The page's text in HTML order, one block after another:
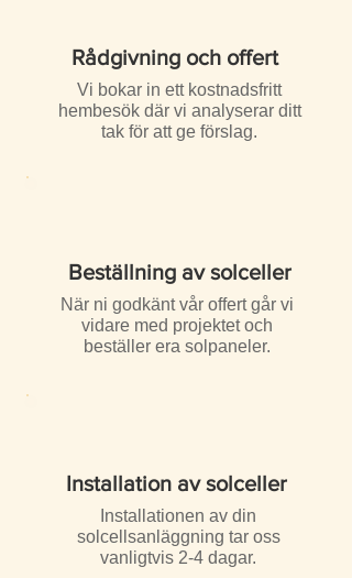
Rådgivning och offert
Vi bokar in ett kostnadsfritt
hembesök där vi analyserar ditt
tak för att ge förslag.
Beställning av solceller
När ni godkänt vår offert går vi
vidare med projektet och
beställer era solpaneler.
Installation av solceller
Installationen av din
solcellsanläggning tar oss
vanligtvis 2-4 dagar.